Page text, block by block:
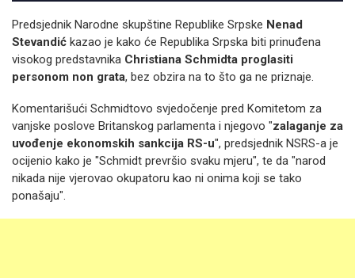
Predsjednik Narodne skupštine Republike Srpske Nenad
Stevandić kazao je kako će Republika Srpska biti prinuđena
visokog predstavnika Christiana Schmidta proglasiti
personom non grata, bez obzira na to što ga ne priznaje.
Komentarišući Schmidtovo svjedočenje pred Komitetom za
vanjske poslove Britanskog parlamenta i njegovo "zalaganje za
uvođenje ekonomskih sankcija RS-u", predsjednik NSRS-a je
ocijenio kako je "Schmidt prevršio svaku mjeru", te da "narod
nikada nije vjerovao okupatoru kao ni onima koji se tako
ponašaju".